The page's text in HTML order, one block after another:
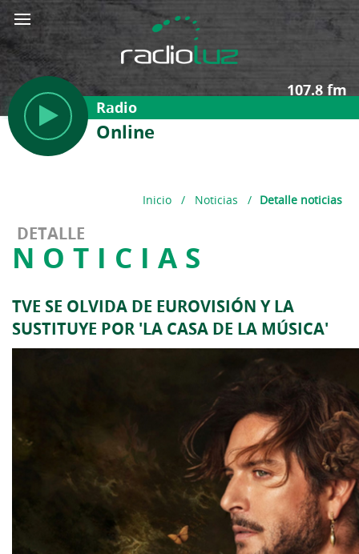
Radio
107.8 fm
Online
DETALLE
NOTICIAS
Inicio / Noticias / Detalle noticias
TVE SE OLVIDA DE EUROVISIÓN Y LA
SUSTITUYE POR 'LA CASA DE LA MÚSICA'